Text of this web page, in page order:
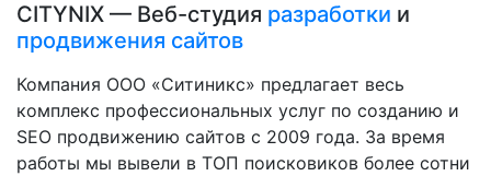
CITYNIX — Веб-студия разработки и
продвижения сайтов
Компания ООО «Ситиникс» предлагает весь
комплекс профессиональных услуг по созданию и
SEO продвижению сайтов с 2009 года. За время
работы мы вывели в ТОП поисковиков более сотни